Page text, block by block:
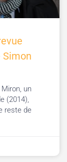
Simon
un
(2014),
reste de